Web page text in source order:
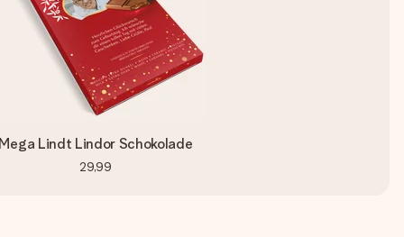
Lindt Lindor Schokolade
29,99